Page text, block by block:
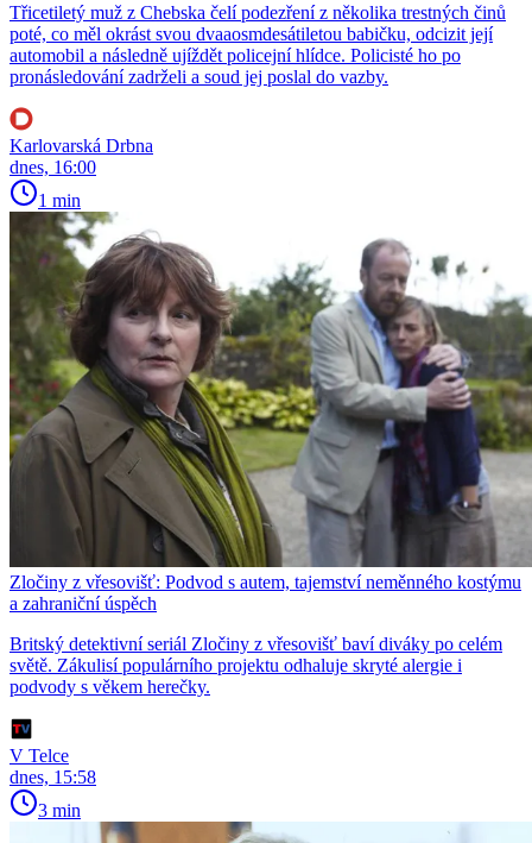
Třicetiletý muž z Chebska čelí podezření z několika trestných činů
poté, co měl okrást svou dvaaosmdesátiletou babičku, odcizit její
automobil a následně ujíždět policejní hlídce. Policisté ho po
pronásledování zadrželi a soud jej poslal do vazby.
Karlovarská Drbna
dnes, 16:00
1 min
Zločiny z vřesovišť: Podvod s autem, tajemství neměnného kostýmu
a zahraniční úspěch
Britský detektivní seriál Zločiny z vřesovišť baví diváky po celém
světě. Zákulisí populárního projektu odhaluje skryté alergie i
podvody s věkem herečky.
V Telce
dnes, 15:58
3 min